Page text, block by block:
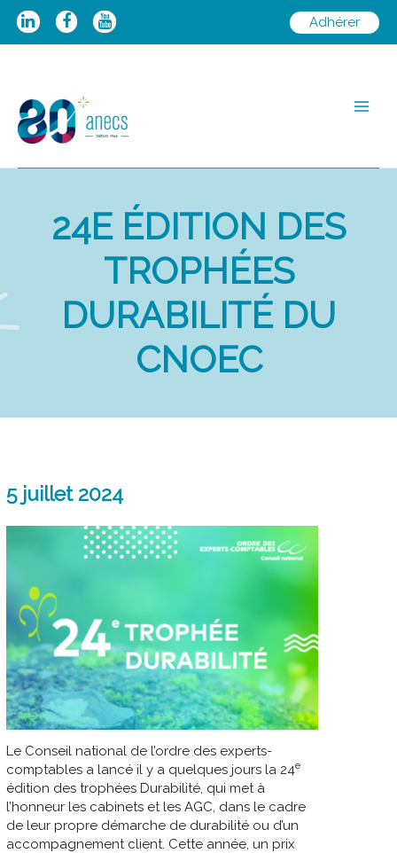
Aller
Adhérer
24E ÉDITION DES
TROPHÉES
DURABILITÉ DU
CNOEC
5 juillet 2024
Le Conseil national de l’ordre des experts-
comptables a lancé il y a quelques jours la 24e
édition des trophées Durabilité, qui met à
l’honneur les cabinets et les AGC, dans le cadre
de leur propre démarche de durabilité ou d’un
accompagnement client. Cette année, un prix